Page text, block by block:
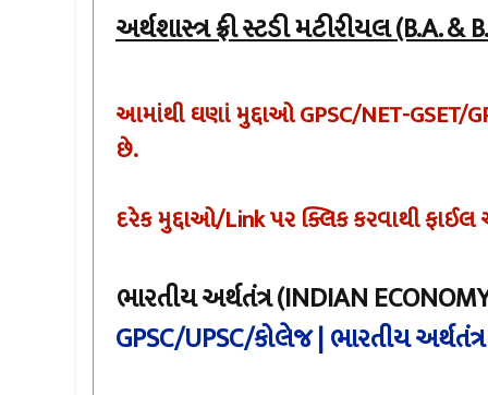
અર્થશાસ્ત્ર ફ્રી સ્ટડી મટીરીયલ (B.A. &
આમાંથી ઘણાં મુદ્દાઓ GPSC/NET-GSET/
છે.
દરેક મુદ્દાઓ/Link પર ક્લિક કરવાથી
ભારતીય અર્થતંત્ર(INDIAN
GPSC/UPSC/કોલેજ | ભારતીય